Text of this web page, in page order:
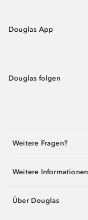
Douglas App
Douglas folgen
Weitere Fragen?
Weitere Informationen
Über Douglas